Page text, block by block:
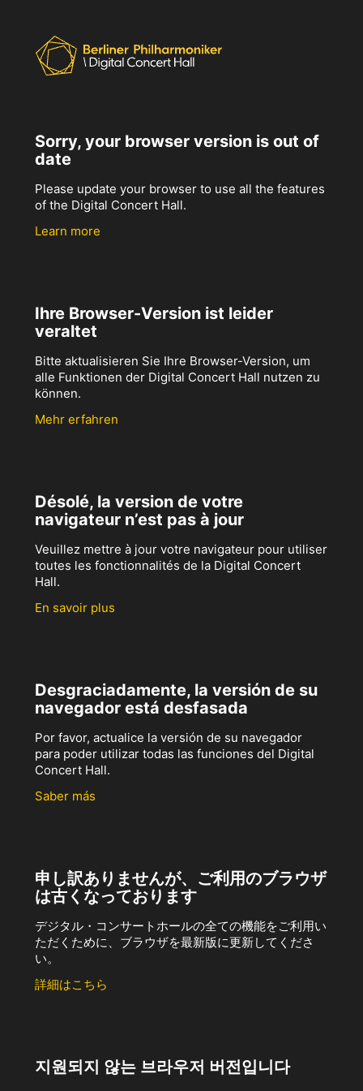
Sorry, your browser version is out of
date
Please update your browser to use all the features
of the Digital Concert Hall.
Learn more
Ihre Browser-Version ist leider
veraltet
Bitte aktualisieren Sie Ihre Browser-Version, um
alle Funktionen der Digital Concert Hall nutzen zu
können.
Mehr erfahren
Désolé, la version de votre
navigateur n’est pas à jour
Veuillez mettre à jour votre navigateur pour utiliser
toutes les fonctionnalités de la Digital Concert
Hall.
En savoir plus
Desgraciadamente, la versión de su
navegador está desfasada
Por favor, actualice la versión de su navegador
para poder utilizar todas las funciones del Digital
Concert Hall.
Saber más
申し訳ありませんが、ご利用のブラウザ
は古くなっております
デジタル・コンサートホールの全ての機能をご利用い
ただくために、ブラウザを最新版に更新してくださ
い。
詳細はこちら
지원되지 않는 브라우저 버전입니다